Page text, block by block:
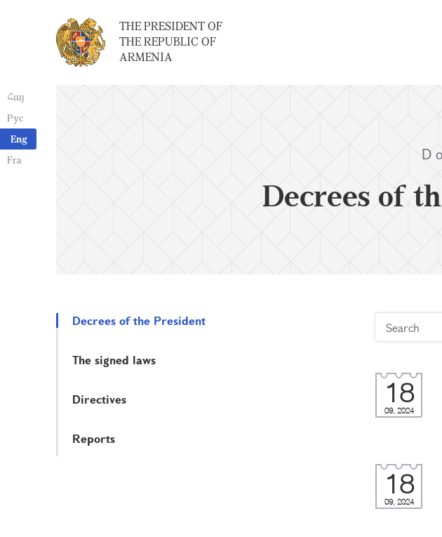
Հայ
Рус
Eng
Fra
THE PRESIDENT OF
THE REPUBLIC OF
ARMENIA
Decrees of
Decrees of the President
The signed laws
Directives
Reports
18
09, 2024
18
09, 2024